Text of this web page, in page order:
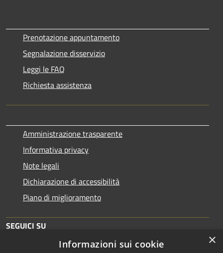
Prenotazione appuntamento
Segnalazione disservizio
Leggi le FAQ
Richiesta assistenza
Amministrazione trasparente
Informativa privacy
Note legali
Dichiarazione di accessibilità
Piano di miglioramento
SEGUICI SU
×
Informazioni sui cookie